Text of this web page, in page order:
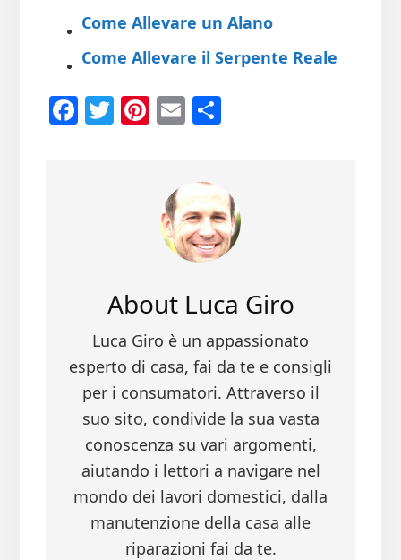
Come Allevare un Alano
Come Allevare il Serpente Reale
Fa
T
Pi
es
E
vi
di
About Luca Giro
Luca Giro è un appassionato
esperto di casa, fai da te e consigli
per i consumatori. Attraverso il
suo sito, condivide la sua vasta
conoscenza su vari argomenti,
aiutando i lettori a navigare nel
mondo dei lavori domestici, dalla
manutenzione della casa alle
riparazioni fai da te.